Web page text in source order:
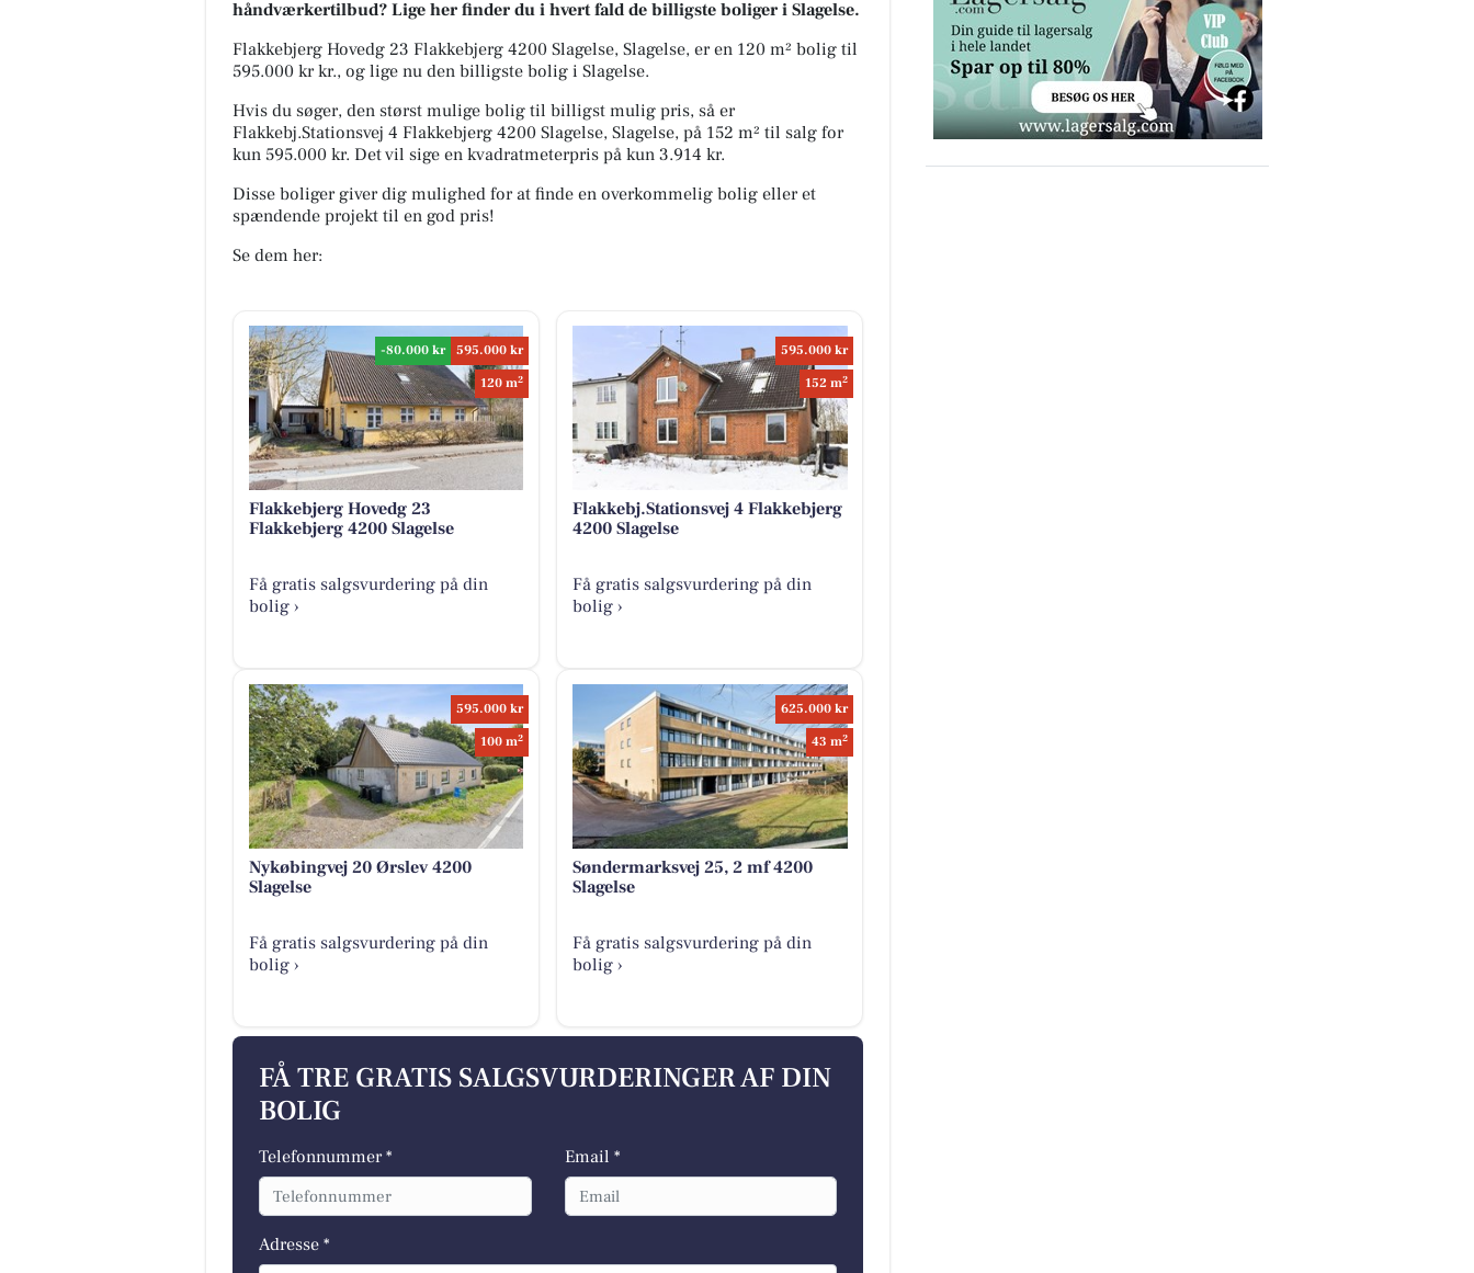
håndværkertilbud? Lige her finder du i hvert fald de billigste boliger i Slagelse.
Flakkebjerg Hovedg 23 Flakkebjerg 4200 Slagelse, Slagelse, er en 120 m² bolig til
595.000 kr kr., og lige nu den billigste bolig i Slagelse.
Hvis du søger, den størst mulige bolig til billigst mulig pris, så er
Flakkebj.Stationsvej 4 Flakkebjerg 4200 Slagelse, Slagelse, på 152 m² til salg for
kun 595.000 kr. Det vil sige en kvadratmeterpris på kun 3.914 kr.
Disse boliger giver dig mulighed for at finde en overkommelig bolig eller et
spændende projekt til en god pris!
Se dem her:
-80.000 kr
595.000 kr
120 m2
Flakkebjerg Hovedg 23
Flakkebjerg 4200 Slagelse
Få gratis salgsvurdering på din
bolig ›
595.000 kr
152 m2
Flakkebj.Stationsvej 4 Flakkebjerg
4200 Slagelse
Få gratis salgsvurdering på din
bolig ›
595.000 kr
100 m2
Nykøbingvej 20 Ørslev 4200
Slagelse
Få gratis salgsvurdering på din
bolig ›
625.000 kr
43 m2
Søndermarksvej 25, 2 mf 4200
Slagelse
Få gratis salgsvurdering på din
bolig ›
FÅ TRE GRATIS SALGSVURDERINGER AF DIN
BOLIG
Telefonnummer * Email *
Adresse *